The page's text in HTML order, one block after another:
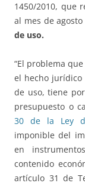
1450/2010, que
al mes de
de uso.
“El problema
el hecho jurídico
de uso, tiene
presupuesto o
30 de la Ley
imponible del
en
contenido
artículo 31 de